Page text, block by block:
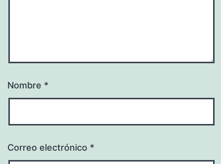
Nombre *
Correo electrónico *